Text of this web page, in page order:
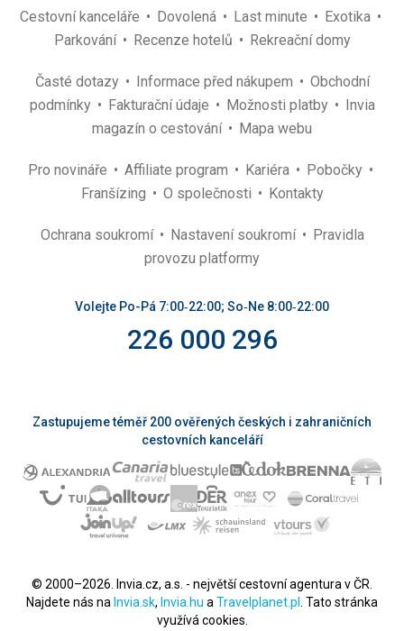
Cestovní kanceláře Dovolená Last minute
Exotika
Parkování
Recenze hotelů Rekreační domy
Časté dotazy Informace před nákupem
Obchodní
podmínky
Fakturační údaje Možnosti platby
Invia
magazín o cestování
Mapa webu
Pro novináře Affiliate program Kariéra
Pobočky
Franšízing
O společnosti Kontakty
Ochrana soukromí Nastavení soukromí
Pravidla
provozu platformy
Volejte Po-Pá 7:00‑22:00; So‑Ne 8:00‑22:00
226 000 296
Zastupujeme téměř 200 ověřených českých i zahraničních
cestovních kanceláří
© 2000–2026. Invia.cz, a.s. - největší cestovní agentura v ČR.
Najdete nás na Invia.sk, Invia.hu a Travelplanet.pl
. Tato stránka
využívá cookies.